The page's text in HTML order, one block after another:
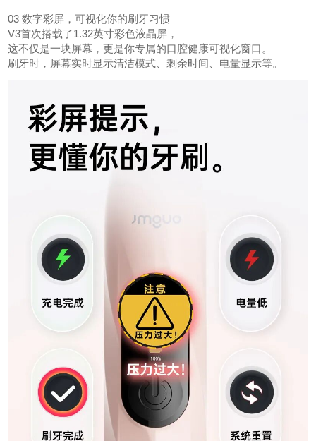
03 数字彩屏，可视化你的刷牙习惯
V3首次搭载了1.32英寸彩色液晶屏，
这不仅是一块屏幕，更是你专属的口腔健康可视化窗口。
刷牙时，屏幕实时显示清洁模式、剩余时间、电量显示等。